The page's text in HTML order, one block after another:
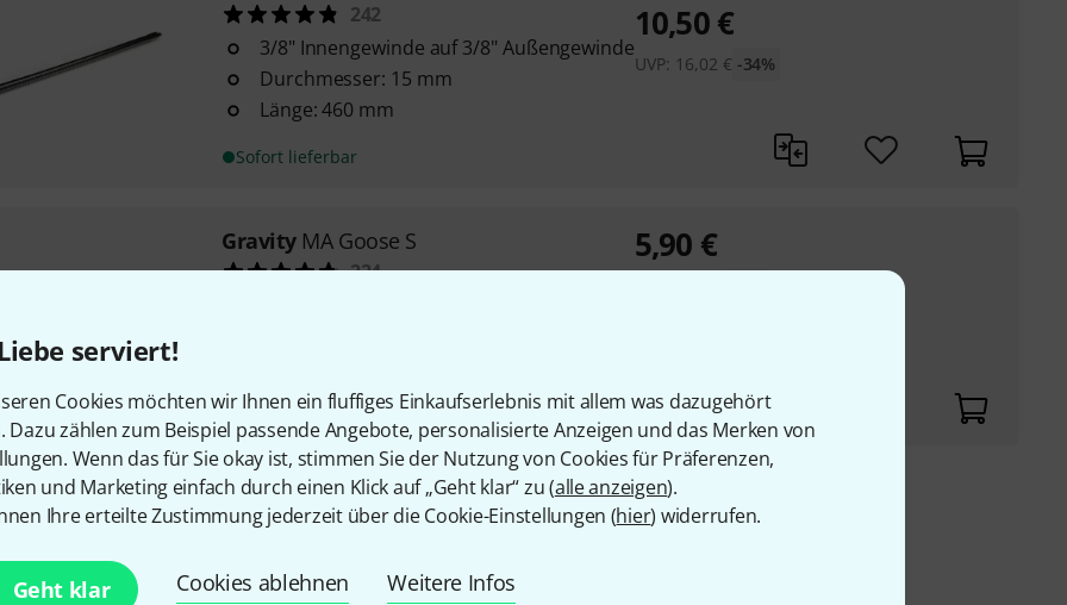
serviert!
Cookies möchten wir Ihnen ein fluffiges Einkaufserlebnis mit allem was dazugehört
Dazu zählen zum Beispiel passende Angebote, personalisierte Anzeigen und das Merken von
Wenn das für Sie okay ist, stimmen Sie der Nutzung von Cookies für Präferenzen,
und Marketing einfach durch einen Klick auf „Geht klar“ zu (alle anzeigen).
Ihre erteilte Zustimmung jederzeit über die Cookie-Einstellungen (hier) widerrufen.
Geht klar Cookies ablehnen Weitere Infos
242
3/8" Innengewinde auf 3/8" Außengewinde
Durchmesser: 15 mm
Länge: 460 mm
Sofort lieferbar
10,50€
UVP: 16,02 € -34%
Gravity MA Goose S
224
Sofort lieferbar
5,90 €
Kostenloser Versand ab 29 €